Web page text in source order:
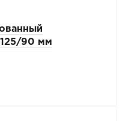
125/90 мм